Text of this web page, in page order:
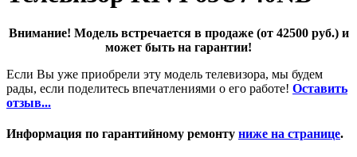
Внимание! Модель встречается в продаже (от 42500 руб.) и
может быть на гарантии!
Если Вы уже приобрели эту модель телевизора, мы будем
рады, если поделитесь впечатлениями о его работе! Оставить
отзыв...
Информация по гарантийному ремонту ниже на странице.